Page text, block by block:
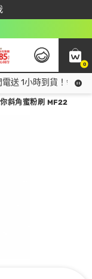
0
送 1小時到貨！領神
斜角蜜粉刷 MF22